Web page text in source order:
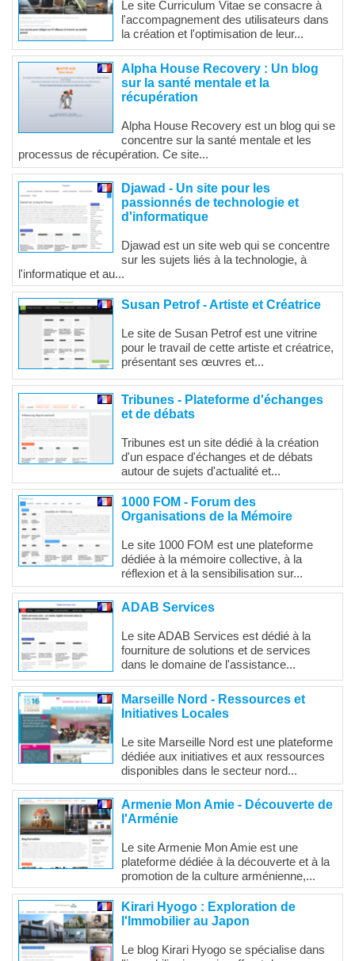
Le site Curriculum Vitae se consacre à
l'accompagnement des utilisateurs dans
la création et l'optimisation de leur...
Alpha House Recovery : Un blog
sur la santé mentale et la
récupération
Alpha House Recovery est un blog qui se
concentre sur la santé mentale et les
processus de récupération. Ce site...
Djawad - Un site pour les
passionnés de technologie et
d'informatique
Djawad est un site web qui se concentre
sur les sujets liés à la technologie, à
l'informatique et au...
Susan Petrof - Artiste et Créatrice
Le site de Susan Petrof est une vitrine
pour le travail de cette artiste et créatrice,
présentant ses œuvres et...
Tribunes - Plateforme d'échanges
et de débats
Tribunes est un site dédié à la création
d'un espace d'échanges et de débats
autour de sujets d'actualité et...
1000 FOM - Forum des
Organisations de la Mémoire
Le site 1000 FOM est une plateforme
dédiée à la mémoire collective, à la
réflexion et à la sensibilisation sur...
ADAB Services
Le site ADAB Services est dédié à la
fourniture de solutions et de services
dans le domaine de l'assistance...
Marseille Nord - Ressources et
Initiatives Locales
Le site Marseille Nord est une plateforme
dédiée aux initiatives et aux ressources
disponibles dans le secteur nord...
Armenie Mon Amie - Découverte de
l'Arménie
Le site Armenie Mon Amie est une
plateforme dédiée à la découverte et à la
promotion de la culture arménienne,...
Kirari Hyogo : Exploration de
l'Immobilier au Japon
Le blog Kirari Hyogo se spécialise dans